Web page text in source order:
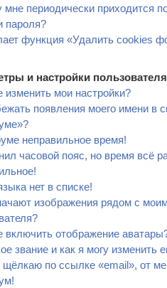
периодически приходится
пароля?
функция «Удалить cookies
и настройки пользователя
изменить мои настройки?
появления моего имени в
неправильное время!
часовой пояс, но время всё
нет в списке!
изображения рядом с
включить отображение
звание и как я могу изменить
щёлкаю по ссылке «email», от